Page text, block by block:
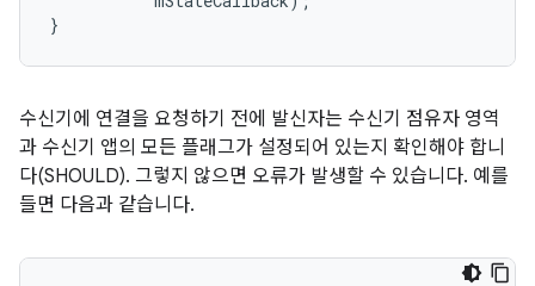
}
수신기에 연결을 요청하기 전에 발신자는 수신기 점유자 영역
과 수신기 앱의 모든 플래그가 설정되어 있는지 확인해야 합니
다(SHOULD). 그렇지 않으면 오류가 발생할 수 있습니다. 예를
들면 다음과 같습니다.